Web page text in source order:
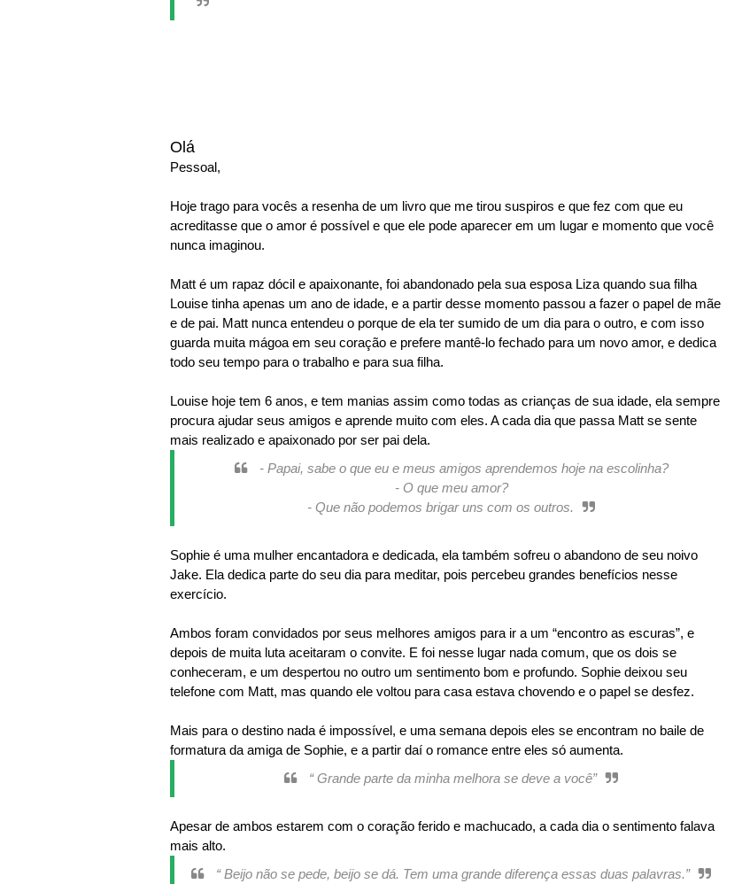
Olá
Pessoal,
Hoje trago para vocês a resenha de um livro que me tirou suspiros e que fez com que eu
acreditasse que o amor é possível e que ele pode aparecer em um lugar e momento que você
nunca imaginou.
Matt é um rapaz dócil e apaixonante, foi abandonado pela sua esposa Liza quando sua filha
Louise tinha apenas um ano de idade, e a partir desse momento passou a fazer o papel de mãe
e de pai. Matt nunca entendeu o porque de ela ter sumido de um dia para o outro, e com isso
guarda muita mágoa em seu coração e prefere mantê-lo fechado para um novo amor, e dedica
todo seu tempo para o trabalho e para sua filha.
Louise hoje tem 6 anos, e tem manias assim como todas as crianças de sua idade, ela sempre
procura ajudar seus amigos e aprende muito com eles. A cada dia que passa Matt se sente
mais realizado e apaixonado por ser pai dela.
- Papai, sabe o que eu e meus amigos aprendemos hoje na escolinha?
- O que meu amor?
- Que não podemos brigar uns com os outros.
Sophie é uma mulher encantadora e dedicada, ela também sofreu o abandono de seu noivo
Jake. Ela dedica parte do seu dia para meditar, pois percebeu grandes benefícios nesse
exercício.
Ambos foram convidados por seus melhores amigos para ir a um “encontro as escuras”, e
depois de muita luta aceitaram o convite. E foi nesse lugar nada comum, que os dois se
conheceram, e um despertou no outro um sentimento bom e profundo. Sophie deixou seu
telefone com Matt, mas quando ele voltou para casa estava chovendo e o papel se desfez.
Mais para o destino nada é impossível, e uma semana depois eles se encontram no baile de
formatura da amiga de Sophie, e a partir daí o romance entre eles só aumenta.
“ Grande parte da minha melhora se deve a você”
Apesar de ambos estarem com o coração ferido e machucado, a cada dia o sentimento falava
mais alto.
“ Beijo não se pede, beijo se dá. Tem uma grande diferença essas duas palavras.”